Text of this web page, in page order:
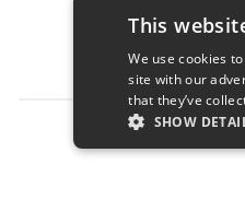
ID de
Scottish-Lass
This
We use cookies
site with our
that they’ve
SHOW